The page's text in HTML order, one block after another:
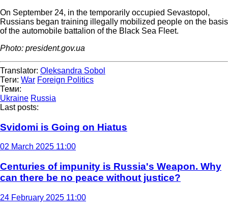
On September 24, in the temporarily occupied Sevastopol,
Russians began training illegally mobilized people on the basis
of the automobile battalion of the Black Sea Fleet.
Photo: president.gov.ua
Translator: Oleksandra Sobol
Теги: War Foreign Politics
Теми:
Ukraine Russia
Last posts:
Svidomi is Going on Hiatus
02 March 2025 11:00
Centuries of impunity is Russia's Weapon. Why
can there be no peace without justice?
24 February 2025 11:00